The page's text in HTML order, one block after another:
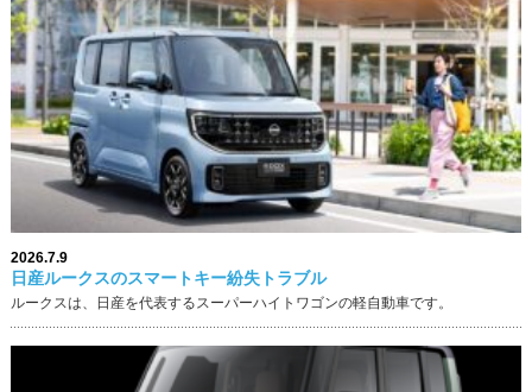
2026.7.9
日産ルークスのスマートキー紛失トラブル
ルークスは、日産を代表するスーパーハイトワゴンの軽自動車です。